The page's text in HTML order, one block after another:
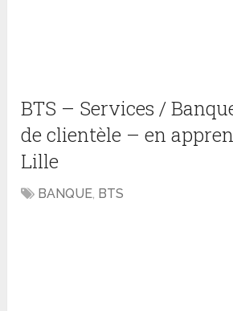
BTS – Services /
de clientèle – en
Lille
BANQUE, BTS